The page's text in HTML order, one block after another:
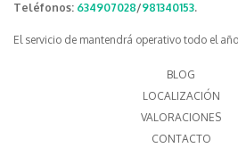
Teléfonos: 634907028/981340153.
El servicio de mantendrá operativo todo el
BLOG
LOCALIZACIÓN
VALORACIONES
CONTACTO